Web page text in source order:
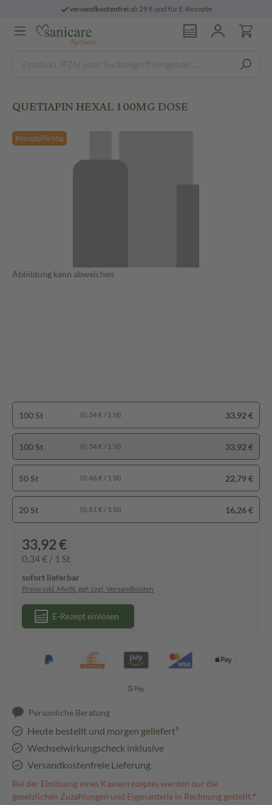
versandkostenfreiab 29 € und für E-Rezepte
QUETIAPIN HEXAL 100MG DOSE
Rezeptpflichtig
Abbildung kann abweichen
100 St (0,34 € / 1 St) 33,92 €
100 St (0,34 € / 1 St) 33,92 €
50 St (0,46 € / 1 St) 22,79 €
20 St (0,81 € / 1 St) 16,26 €
33,92 €
0,34 € / 1 St
sofort lieferbar
Preise inkl. MwSt. ggf. zzgl. Versandkosten
E-Rezept einlösen
Persönliche Beratung
Heute bestellt und morgen geliefert³
Wechselwirkungscheck inklusive
Versandkostenfreie Lieferung
Bei der Einlösung eines Kassenrezeptes werden nur die
gesetzlichen Zuzahlungen und Eigenanteile in Rechnung gestellt.⁴